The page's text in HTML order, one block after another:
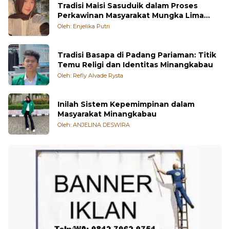
Tradisi Maisi Sasuduik dalam Proses
Perkawinan Masyarakat Mungka Lima
Puluh Kota
Oleh: Enjelika Putri
Tradisi Basapa di Padang Pariaman: Titik
Temu Religi dan Identitas Minangkabau
Oleh: Refly Alvade Rysta
Inilah Sistem Kepemimpinan dalam
Masyarakat Minangkabau
Oleh: ANJELINA DESWIRA